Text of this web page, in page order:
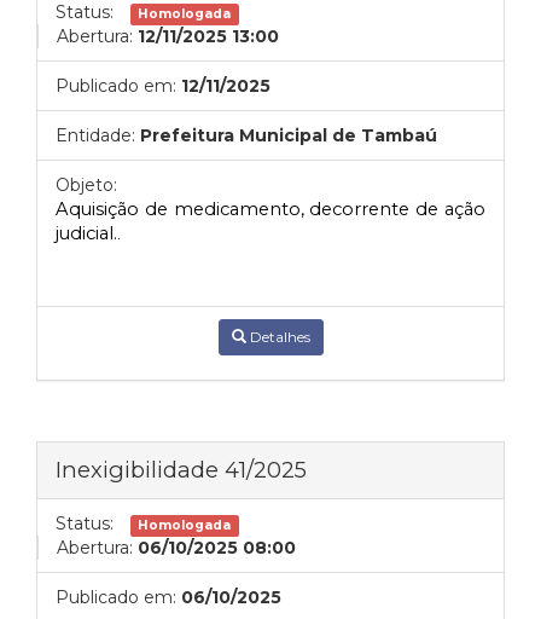
Status: Homologada
Abertura: 12/11/2025 13:00
Publicado em: 12/11/2025
Entidade: Prefeitura Municipal de Tambaú
Objeto:
Aquisição de medicamento, decorrente de ação
judicial.
Detalhes
Inexigibilidade 41/2025
Status: Homologada
Abertura: 06/10/2025 08:00
Publicado em: 06/10/2025